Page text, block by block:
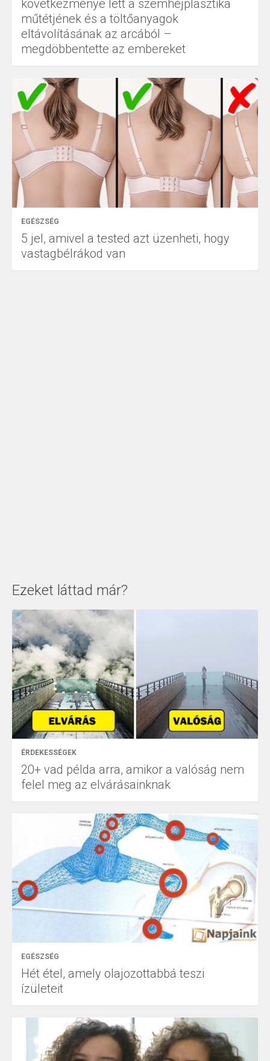
következménye lett a szemhéjplasztika
műtétjének és a töltőanyagok
eltávolításának az arcából –
megdöbbentette az embereket
EGÉSZSÉG
5 jel, amivel a tested azt üzenheti, hogy
vastagbélrákod van
Ezeket láttad már?
ÉRDEKESSÉGEK
20+ vad példa arra, amikor a valóság nem
felel meg az elvárásainknak
EGÉSZSÉG
Hét étel, amely olajozottabbá teszi
ízületeit